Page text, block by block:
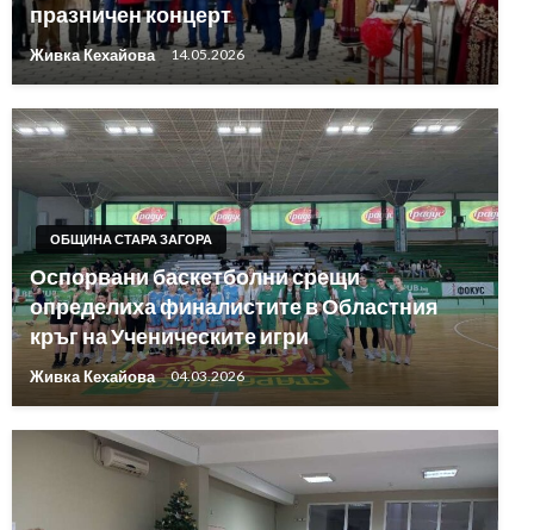
празничен концерт
Живка Кехайова 14.05.2026
ОБЩИНА СТАРА ЗАГОРА
Оспорвани баскетболни срещи
определиха финалистите в Областния
кръг на Ученическите игри
Живка Кехайова 04.03.2026